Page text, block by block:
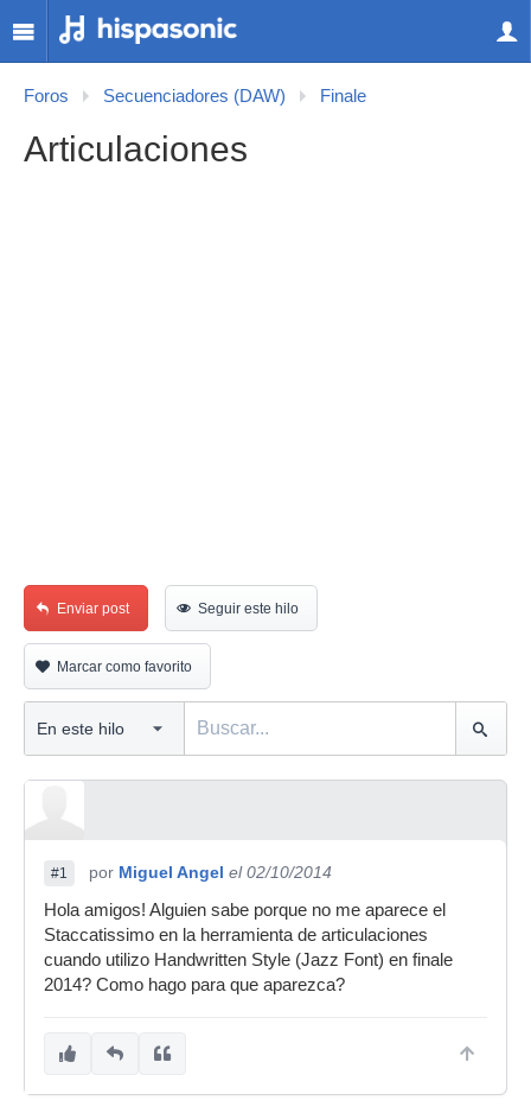
Foros Secuenciadores (DAW) Finale
Articulaciones
Enviar post Seguir este hilo
Marcar como favorito
#1 por Miguel Angel el 02/10/2014
Hola amigos! Alguien sabe porque no me aparece el
Staccatissimo en la herramienta de articulaciones
cuando utilizo Handwritten Style (Jazz Font) en finale
2014? Como hago para que aparezca?